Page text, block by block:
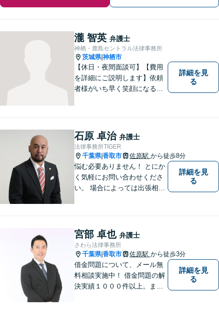
瀧 智英 弁護士
神栖・鹿島セントラル法律事務所
茨城県|神栖市
【休日・夜間面談可】【費用
を詳細にご説明します】依頼
者様がいち早く笑顔になるよ
す。鹿行地区に限らず、千葉
県香取市や銚子市などにお住
まいの皆さまからのご相談も
積極的にお受けしています。
詳細を見
る
石原 卓治 弁護士
法律事務所TIGER
千葉県|香取市 佐原駅 から徒歩8分
悩む必要ありません！ とにか
く気軽にお問い合わせくださ
い。 場合によっては出張相談
詳細を見
る
宮部 卓也 弁護士
さわら法律事務所
千葉県|香取市 佐原駅 から徒歩3分
借金問題について、メール無
料相談実施中！ 借金問題の解
決実績１０００件以上。まず
詳細を見
る